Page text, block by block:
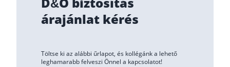
árajánlat kérés
Töltse ki az alábbi űrlapot, és kollégánk a lehető
leghamarabb felveszi Önnel a kapcsolatot!